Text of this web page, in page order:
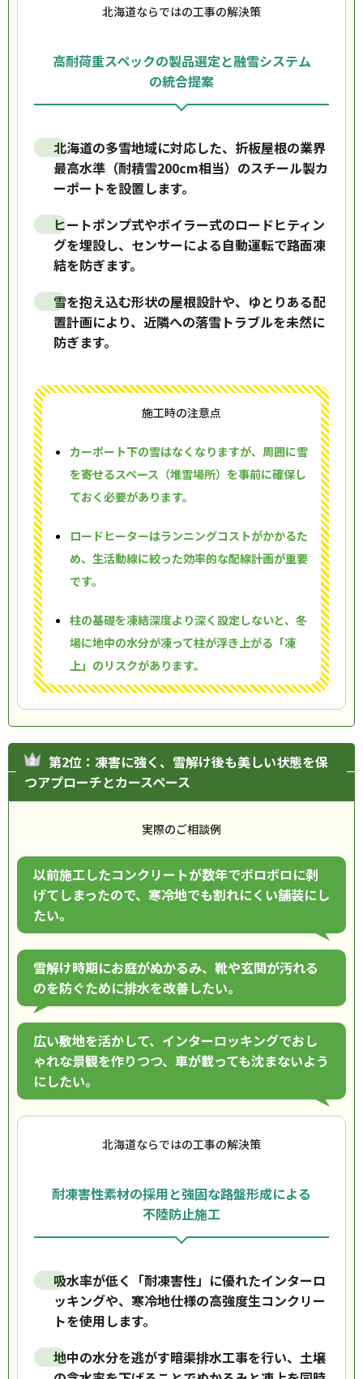
北海道ならではの工事の解決策
高耐荷重スペックの製品選定と融雪システム
の統合提案
北海道の多雪地域に対応した、折板屋根の業界
最高水準（耐積雪200cm相当）のスチール製カ
ーポートを設置します。
ヒートポンプ式やボイラー式のロードヒティン
グを埋設し、センサーによる自動運転で路面凍
結を防ぎます。
雪を抱え込む形状の屋根設計や、ゆとりある配
置計画により、近隣への落雪トラブルを未然に
防ぎます。
施工時の注意点
カーポート下の雪はなくなりますが、周囲に雪
を寄せるスペース（堆雪場所）を事前に確保し
ておく必要があります。
ロードヒーターはランニングコストがかかるた
め、生活動線に絞った効率的な配線計画が重要
です。
柱の基礎を凍結深度より深く設定しないと、冬
場に地中の水分が凍って柱が浮き上がる「凍
上」のリスクがあります。
第2位：凍害に強く、雪解け後も美しい状態を保
つアプローチとカースペース
実際のご相談例
以前施工したコンクリートが数年でボロボロに剥
げてしまったので、寒冷地でも割れにくい舗装にし
たい。
雪解け時期にお庭がぬかるみ、靴や玄関が汚れる
のを防ぐために排水を改善したい。
広い敷地を活かして、インターロッキングでおし
ゃれな景観を作りつつ、車が載っても沈まないよう
にしたい。
北海道ならではの工事の解決策
耐凍害性素材の採用と強固な路盤形成による
不陸防止施工
吸水率が低く「耐凍害性」に優れたインターロ
ッキングや、寒冷地仕様の高強度生コンクリー
トを使用します。
地中の水分を逃がす暗渠排水工事を行い、土壌